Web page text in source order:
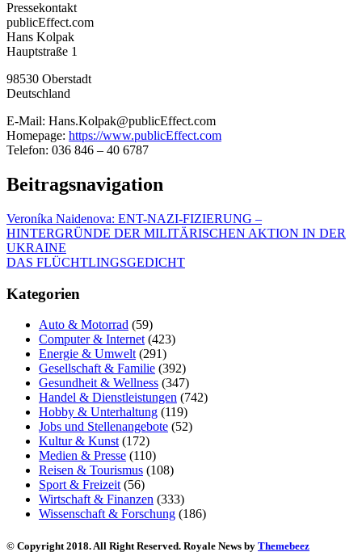
Pressekontakt
publicEffect.com
Hans Kolpak
Hauptstraße 1
98530 Oberstadt
Deutschland
E-Mail: Hans.Kolpak@publicEffect.com
Homepage: https://www.publicEffect.com
Telefon: 036 846 – 40 6787
Beitragsnavigation
Veroníka Naidenova: ENT-NAZI-FIZIERUNG –
HINTERGRÜNDE DER MILITÄRISCHEN AKTION IN DER
UKRAINE
DAS FLÜCHTLINGSGEDICHT
Kategorien
Auto & Motorrad (59)
Computer & Internet (423)
Energie & Umwelt (291)
Gesellschaft & Familie (392)
Gesundheit & Wellness (347)
Handel & Dienstleistungen (742)
Hobby & Unterhaltung (119)
Jobs und Stellenangebote (52)
Kultur & Kunst (172)
Medien & Presse (110)
Reisen & Tourismus (108)
Sport & Freizeit (56)
Wirtschaft & Finanzen (333)
Wissenschaft & Forschung (186)
© Copyright 2018. All Right Reserved. Royale News by Themebeez